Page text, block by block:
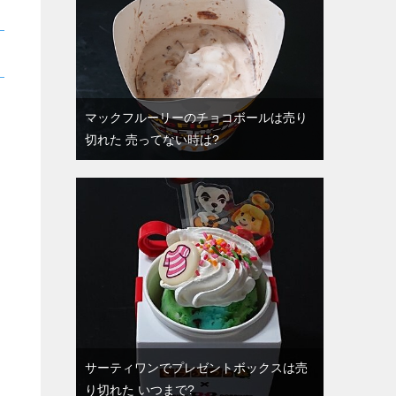
マックフルーリーのチョコボールは売り
切れた 売ってない時は?
サーティワンでプレゼントボックスは売
り切れた いつまで?